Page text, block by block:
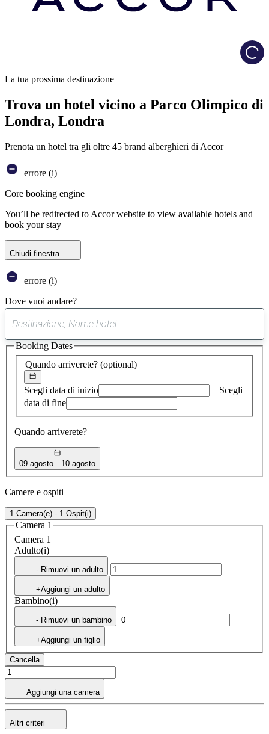
La tua prossima destinazione
Trova un hotel vicino a Parco Olimpico di
Londra, Londra
Prenota un hotel tra gli oltre 45 brand alberghieri di Accor
errore (i)
Core booking engine
You’ll be redirected to Accor website to view available hotels and
book your stay
Chiudi finestra
errore (i)
Dove vuoi andare?
suggerimento
trovato
Quando arriverete? (optional)
Scegli data di inizio
Scegli
data di fine
Quando arriverete?
09 agosto 10 agosto
Booking Dates
Camere e ospiti
1 Camera(e) - 1 Ospit(i)
Camera 1
Camera 1
Adulto(i)
- Rimuovi un adulto
+Aggiungi un adulto
Bambino(i)
- Rimuovi un bambino
+Aggiungi un figlio
Cancella
Aggiungi una camera
Altri criteri